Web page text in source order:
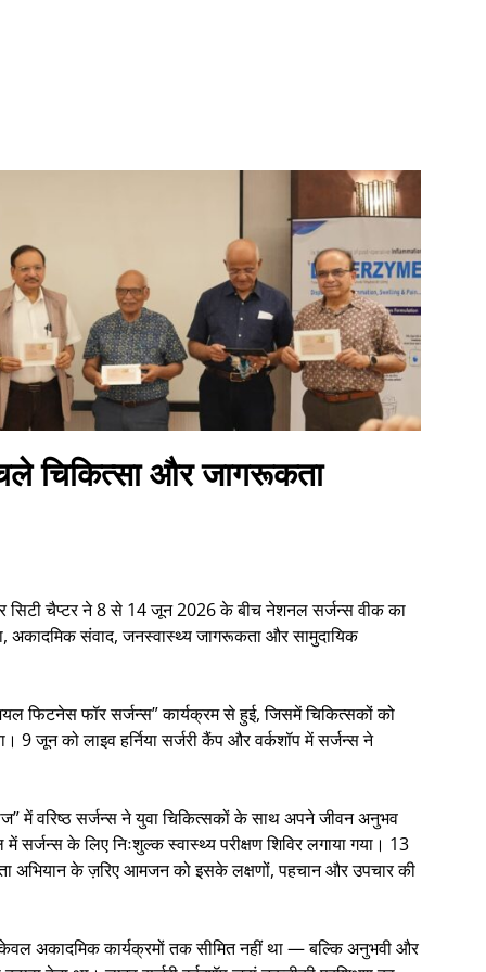
चिकित्सा और जागरूकता
चैप्टर ने 8 से 14 जून 2026 के बीच नेशनल सर्जन्स वीक का
अकादमिक संवाद, जनस्वास्थ्य जागरूकता और सामुदायिक
फिटनेस फॉर सर्जन्स” कार्यक्रम से हुई, जिसमें चिकित्सकों को
9 जून को लाइव हर्निया सर्जरी कैंप और वर्कशॉप में सर्जन्स ने
में वरिष्ठ सर्जन्स ने युवा चिकित्सकों के साथ अपने जीवन अनुभव
के लिए निःशुल्क स्वास्थ्य परीक्षण शिविर लगाया गया। 13
अभियान के ज़रिए आमजन को इसके लक्षणों, पहचान और उपचार की
केवल अकादमिक कार्यक्रमों तक सीमित नहीं था — बल्कि अनुभवी और